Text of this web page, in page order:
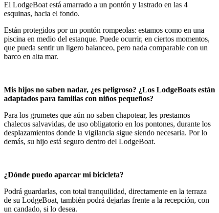
El LodgeBoat está amarrado a un pontón y lastrado en las 4
esquinas, hacia el fondo.
Están protegidos por un pontón rompeolas: estamos como en una
piscina en medio del estanque. Puede ocurrir, en ciertos momentos,
que pueda sentir un ligero balanceo, pero nada comparable con un
barco en alta mar.
Mis hijos no saben nadar, ¿es peligroso? ¿Los LodgeBoats están
adaptados para familias con niños pequeños?
Para los grumetes que aún no saben chapotear, les prestamos
chalecos salvavidas, de uso obligatorio en los pontones, durante los
desplazamientos donde la vigilancia sigue siendo necesaria. Por lo
demás, su hijo está seguro dentro del LodgeBoat.
¿Dónde puedo aparcar mi bicicleta?
Podrá guardarlas, con total tranquilidad, directamente en la terraza
de su LodgeBoat, también podrá dejarlas frente a la recepción, con
un candado, si lo desea.